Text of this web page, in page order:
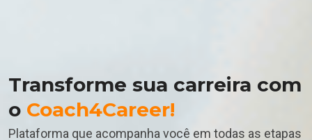
Transforme sua carreira com
o Coach4Career!
Plataforma que acompanha você em todas as etapas